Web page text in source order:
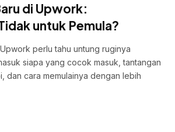
di Upwork:
untuk Pemula?
perlu tahu untung ruginya
siapa yang cocok masuk, tantangan
dan cara memulainya dengan lebih